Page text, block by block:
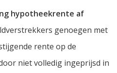
hypotheekrente af
genoegen met
rente op de
niet volledig ingeprijsd in